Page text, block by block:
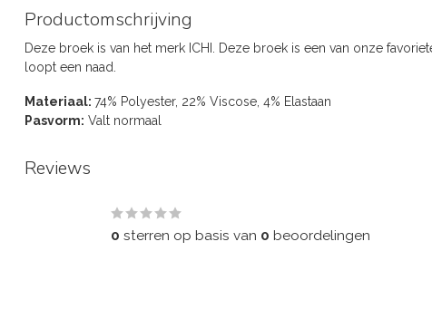
Productomschrijving
Deze broek is van het merk ICHI. Deze broek is een van onze
loopt een naad.
Materiaal: 74% Polyester, 22% Viscose, 4% Elastaan
Pasvorm: Valt normaal
Reviews
0 sterren op basis van 0 beoordelingen